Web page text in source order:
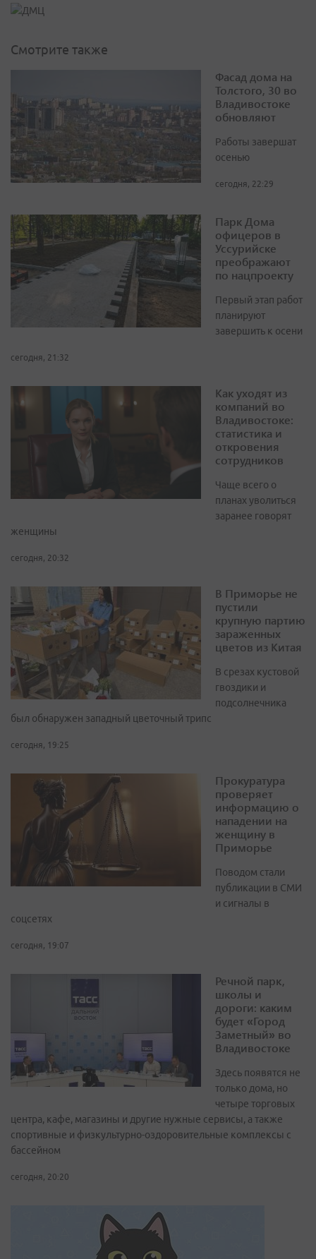
Смотрите также
Фасад дома на
Толстого, 30 во
Владивостоке
обновляют
Работы завершат
осенью
сегодня, 22:29
Парк Дома
офицеров в
Уссурийске
преображают
по нацпроекту
Первый этап работ
планируют
завершить к осени
сегодня, 21:32
Как уходят из
компаний во
Владивостоке:
статистика и
откровения
сотрудников
Чаще всего о
планах уволиться
заранее говорят
женщины
сегодня, 20:32
В Приморье не
пустили
крупную партию
зараженных
цветов из Китая
В срезах кустовой
гвоздики и
подсолнечника
был обнаружен западный цветочный трипс
сегодня, 19:25
Прокуратура
проверяет
информацию о
нападении на
женщину в
Приморье
Поводом стали
публикации в СМИ
и сигналы в
соцсетях
сегодня, 19:07
Речной парк,
школы и
дороги: каким
будет «Город
Заметный» во
Владивостоке
Здесь появятся не
только дома, но
четыре торговых
центра, кафе, магазины и другие нужные сервисы, а также
спортивные и физкультурно-оздоровительные комплексы с
бассейном
сегодня, 20:20